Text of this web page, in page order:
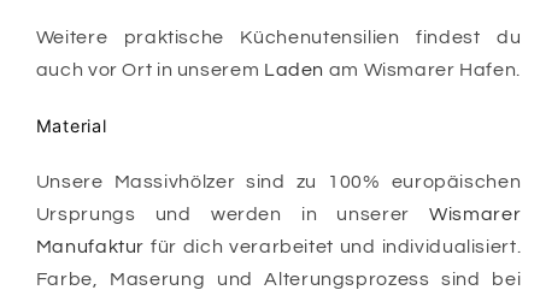
Weitere praktische Küchenutensilien findest du
auch vor Ort in unserem Laden am Wismarer Hafen.
Material
Unsere Massivhölzer sind zu 100% europäischen
Ursprungs und werden in unsererWismarer
Manufaktur für dich verarbeitet und individualisiert.
Farbe, Maserung und Alterungsprozess sind bei